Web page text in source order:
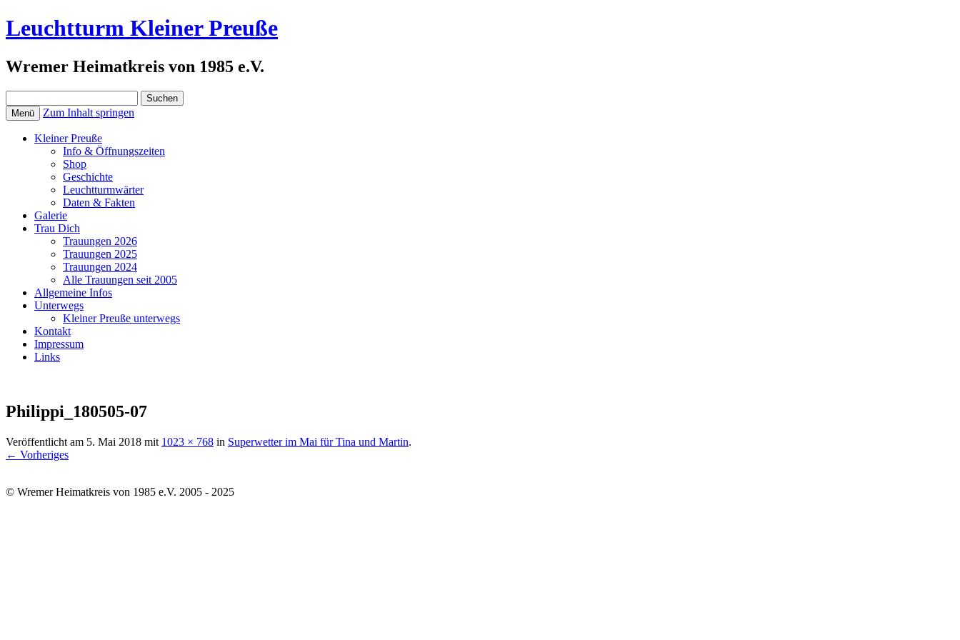
Leuchtturm Kleiner Preuße
Wremer Heimatkreis von 1985 e.V.
nach:
Menü Zum Inhalt springen
Kleiner Preuße
Info & Öffnungszeiten
Shop
Geschichte
Leuchtturmwärter
Daten & Fakten
Galerie
Trau Dich
Trauungen 2026
Trauungen 2025
Trauungen 2024
Alle Trauungen seit 2005
Allgemeine Infos
Unterwegs
Kleiner Preuße unterwegs
Kontakt
Impressum
Links
Philippi_180505-07
Veröffentlicht am 5. Mai 2018 mit 1023 × 768 in Superwetter im Mai für Tina und Martin.
← Vorheriges
© Wremer Heimatkreis von 1985 e.V. 2005 - 2025